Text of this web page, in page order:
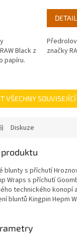
Black z
papíru.
DETAIL
značky
VŠECHNY
Diskuze
blunty s příchutí
Wraps s příchutí
technického konopí
bluntů Kingpin Hepm